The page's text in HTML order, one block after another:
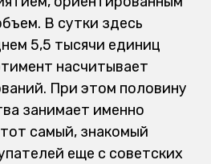
В сутки здесь
5,5 тысячи единиц
насчитывает
При этом половину
занимает именно
самый, знакомый
еще с советских